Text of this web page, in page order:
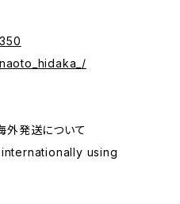
発送について
using